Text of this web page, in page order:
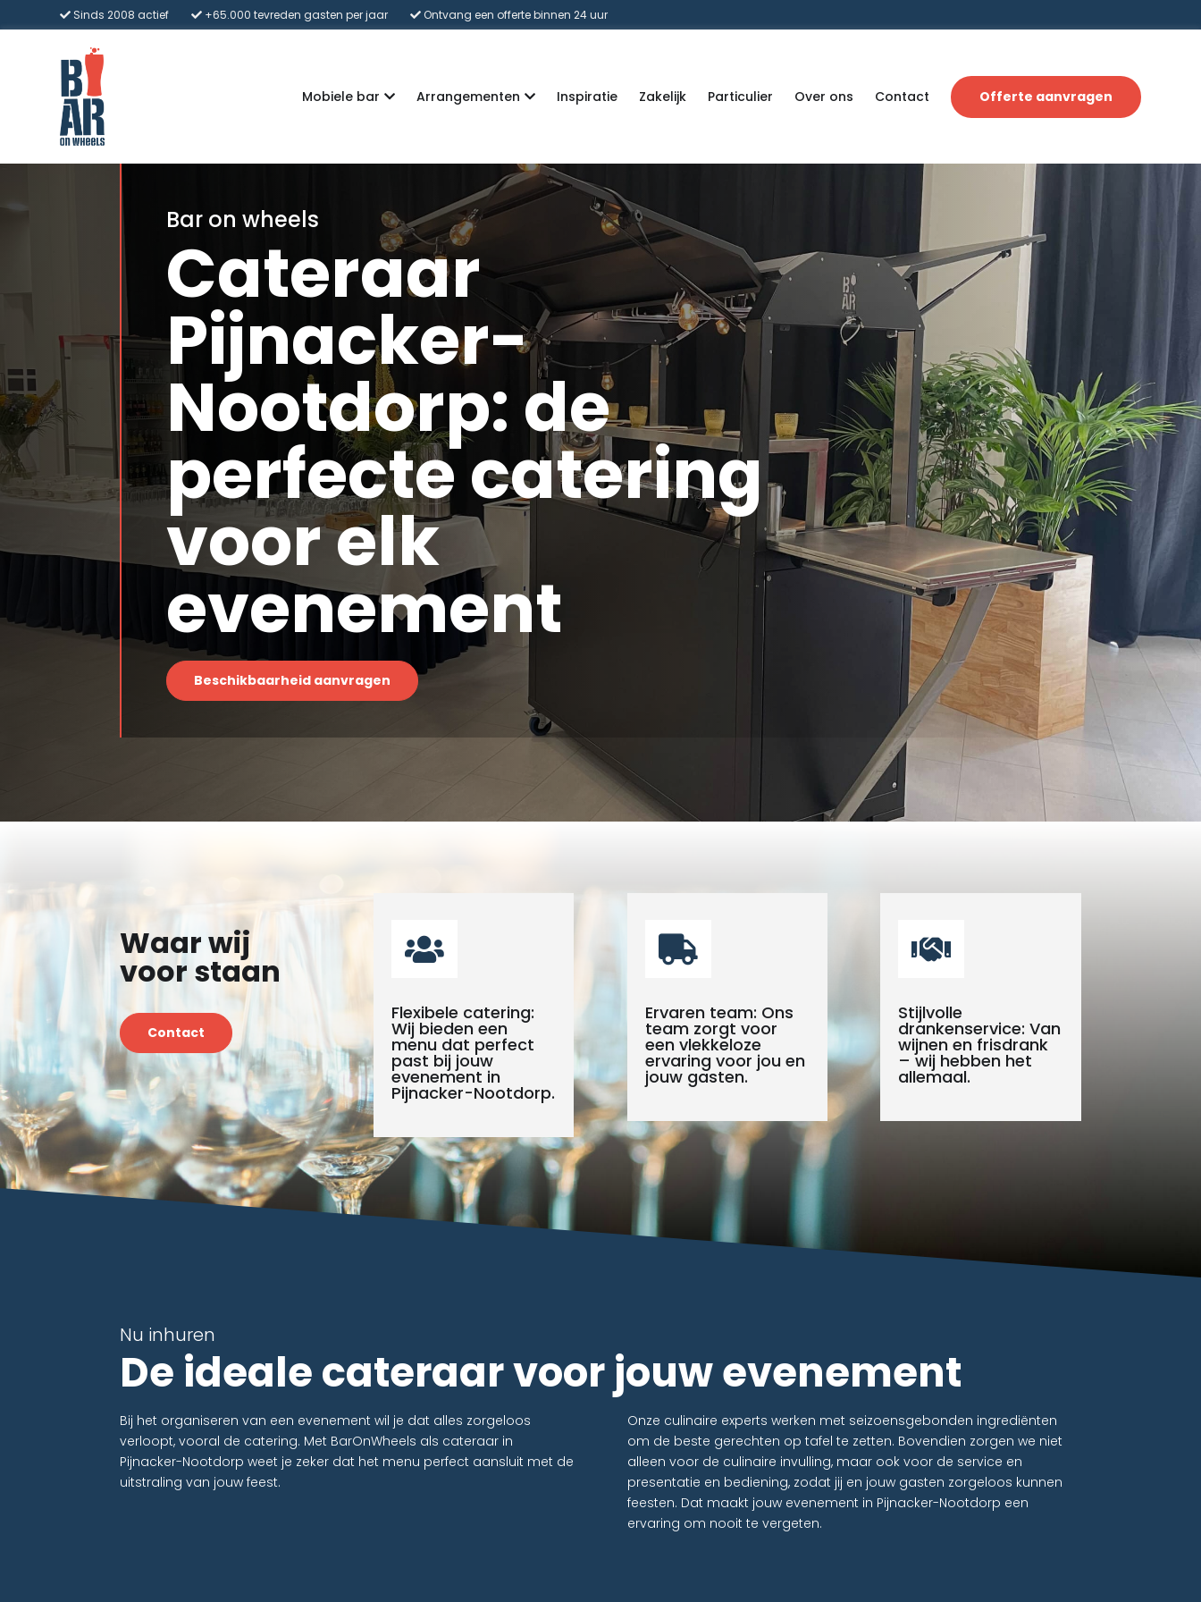
Sinds 2008 actief +65.000 tevreden gasten per jaar Ontvang een offerte binnen 24 uur
Mobiele bar Arrangementen Inspiratie Zakelijk Particulier Over ons Contact Offerte aanvragen
Bar on wheels
Cateraar
Pijnacker-
Nootdorp: de
perfecte catering
voor elk
evenement
Beschikbaarheid aanvragen
Waar wij
voor staan
Contact

Flexibele catering:
Wij bieden een
menu dat perfect
past bij jouw
evenement in
Pijnacker-Nootdorp.

Ervaren team: Ons
team zorgt voor
een vlekkeloze
ervaring voor jou en
jouw gasten.

Stijlvolle
drankenservice: Van
wijnen en frisdrank
– wij hebben het
allemaal.
Nu inhuren
De ideale cateraar voor jouw evenement
Bij het organiseren van een evenement wil je dat alles zorgeloos
verloopt, vooral de catering. Met BarOnWheels als cateraar in
Pijnacker-Nootdorp weet je zeker dat het menu perfect aansluit met de
uitstraling van jouw feest.
Onze culinaire experts werken met seizoensgebonden ingrediënten
om de beste gerechten op tafel te zetten. Bovendien zorgen we niet
alleen voor de culinaire invulling, maar ook voor de service en
presentatie en bediening, zodat jij en jouw gasten zorgeloos kunnen
feesten. Dat maakt jouw evenement in Pijnacker-Nootdorp een
ervaring om nooit te vergeten.